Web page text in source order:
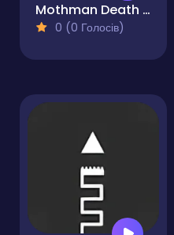
Mothman Death Troll Game
0 (0 Голосів)